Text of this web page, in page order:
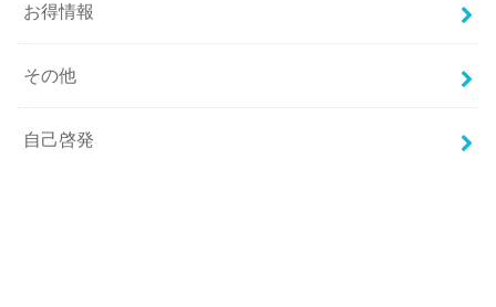
お得情報
その他
自己啓発